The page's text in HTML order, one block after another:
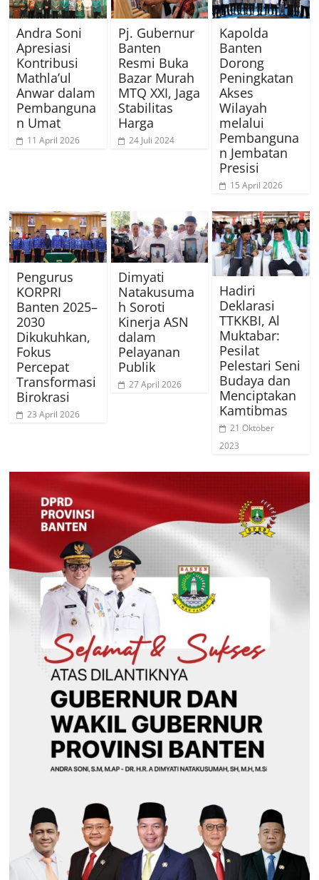
Andra Soni
Apresiasi
Kontribusi
Mathla’ul
Anwar dalam
Pembanguna
n Umat
11 April 2026
Pj. Gubernur
Banten
Resmi Buka
Bazar Murah
MTQ XXI, Jaga
Stabilitas
Harga
24 Juli 2024
Kapolda
Banten
Dorong
Peningkatan
Akses
Wilayah
melalui
Pembanguna
n Jembatan
Presisi
15 April 2026
Pengurus
KORPRI
Banten 2025–
2030
Dikukuhkan,
Fokus
Percepat
Transformasi
Birokrasi
23 April 2026
Dimyati
Natakusuma
h Soroti
Kinerja ASN
dalam
Pelayanan
Publik
27 April 2026
Hadiri
Deklarasi
TTKKBI, Al
Muktabar:
Pesilat
Pelestari Seni
Budaya dan
Menciptakan
Kamtibmas
21 Oktober
2023